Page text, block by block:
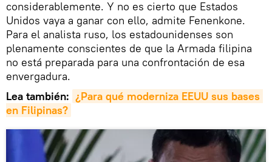
considerablemente. Y no es cierto que Estados
Unidos vaya a ganar con ello, admite Fenenkone.
Para el analista ruso, los estadounidenses son
plenamente conscientes de que la Armada filipina
no está preparada para una confrontación de esa
envergadura.
Lea también: ¿Para qué moderniza EEUU sus bases
en Filipinas?